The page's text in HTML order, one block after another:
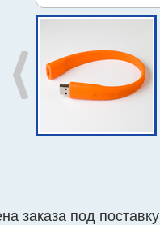
заказа под поставку